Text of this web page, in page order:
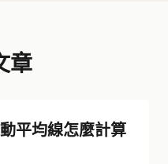
章
平均線怎麼計算